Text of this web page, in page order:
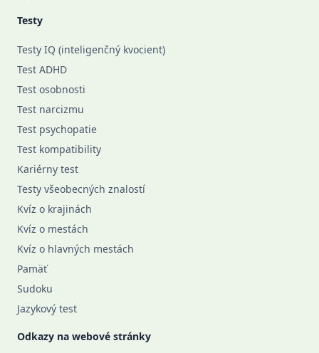
Testy
Testy IQ (inteligenčný kvocient)
Test ADHD
Test osobnosti
Test narcizmu
Test psychopatie
Test kompatibility
Kariérny test
Testy všeobecných znalostí
Kvíz o krajinách
Kvíz o mestách
Kvíz o hlavných mestách
Pamäť
Sudoku
Jazykový test
Odkazy na webové stránky